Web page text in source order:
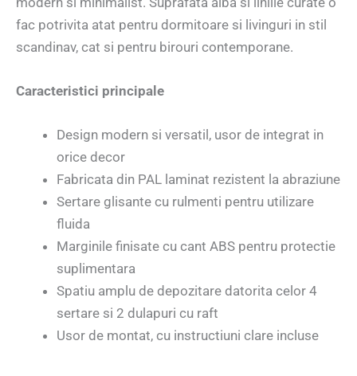
fac potrivita atat pentru dormitoare si livinguri in stil
scandinav, cat si pentru birouri contemporane.
Caracteristici principale
Design modern si versatil, usor de integrat in
orice decor
Fabricata din PAL laminat rezistent la abraziune
Sertare glisante cu rulmenti pentru utilizare
fluida
Marginile finisate cu cant ABS pentru protectie
suplimentara
Spatiu amplu de depozitare datorita celor 4
sertare si 2 dulapuri cu raft
Usor de montat, cu instructiuni clare incluse